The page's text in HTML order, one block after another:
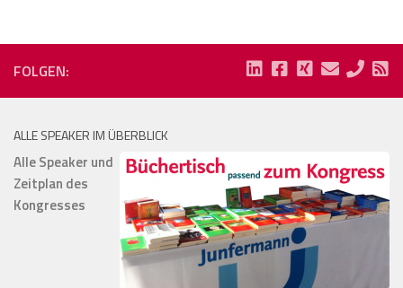
FOLGEN:
ALLE SPEAKER IM ÜBERBLICK
Alle Speaker und
Zeitplan des
Kongresses